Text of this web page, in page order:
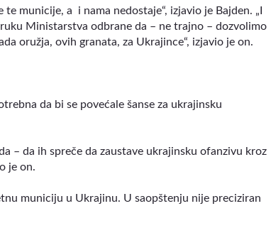
municije, a i nama nedostaje“, izjavio je Bajden. „I
Ministarstva odbrane da – ne trajno – dozvolimo
oružja, ovih granata, za Ukrajince“, izjavio je on.
da bi se povećale šanse za ukrajinsku
– da ih spreče da zaustave ukrajinsku ofanzivu kroz
je on.
municiju u Ukrajinu. U saopštenju nije preciziran